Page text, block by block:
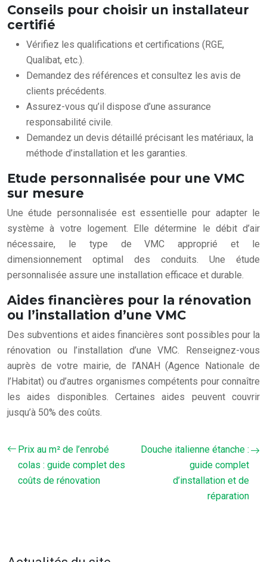
Conseils pour choisir un installateur
certifié
Vérifiez les qualifications et certifications (RGE,
Qualibat, etc.).
Demandez des références et consultez les avis de
clients précédents.
Assurez-vous qu’il dispose d’une assurance
responsabilité civile.
Demandez un devis détaillé précisant les matériaux, la
méthode d’installation et les garanties.
Etude personnalisée pour une VMC
sur mesure
Une étude personnalisée est essentielle pour adapter le
système à votre logement. Elle détermine le débit d’air
nécessaire, le type de VMC approprié et le
dimensionnement optimal des conduits. Une étude
personnalisée assure une installation efficace et durable.
Aides financières pour la rénovation
ou l’installation d’une VMC
Des subventions et aides financières sont possibles pour la
rénovation ou l’installation d’une VMC. Renseignez-vous
auprès de votre mairie, de l’ANAH (Agence Nationale de
l’Habitat) ou d’autres organismes compétents pour connaître
les aides disponibles. Certaines aides peuvent couvrir
jusqu’à 50% des coûts.
Prix au m² de l’enrobé
colas : guide complet des
coûts de rénovation
Douche italienne étanche :
guide complet
d’installation et de
réparation